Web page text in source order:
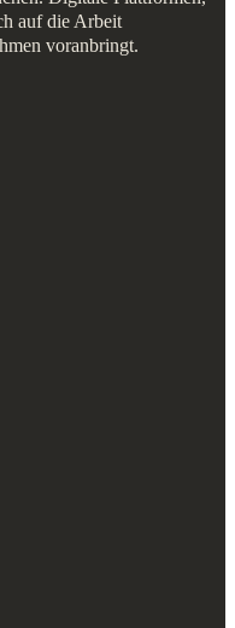
auf die Arbeit
voranbringt.